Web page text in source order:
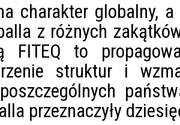
charakter globalny,
z różnych
FITEQ to
struktur i
przeznaczyły